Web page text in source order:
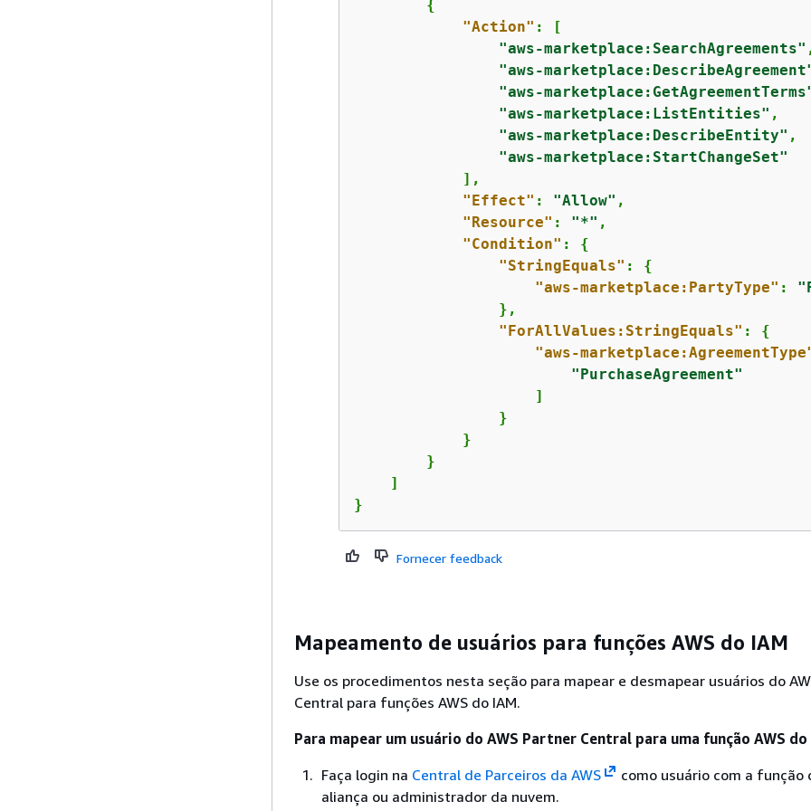
{
"Action" : [
"aws-marketplace:SearchAgreements" ,
"aws-
"aws-
"aws-marketplace:ListEntities" ,
"aws-marketplace:DescribeEntity" ,
"aws-marketplace:StartChangeSet"
            ],
"Effect" : "Allow" ,
"Resource" : "*" ,
"Condition" : {
"StringEquals" : {
"aws-marketplace:PartyType" :
                },
"ForAllValues:StringEquals" : {
"aws-
"PurchaseAgreement"
                    ]
                }
            }
        }
    ]
}
Fornecer feedback
Mapeamento de usuários para funções AWS do IAM
Use os procedimentos nesta seção para mapear e desmapear usuários do
Central para funções AWS do IAM.
Para mapear um usuário do AWS Partner Central para uma função AWS do
Faça login na Central de Parceiros da AWS
como usuário com a função
aliança ou administrador da nuvem.